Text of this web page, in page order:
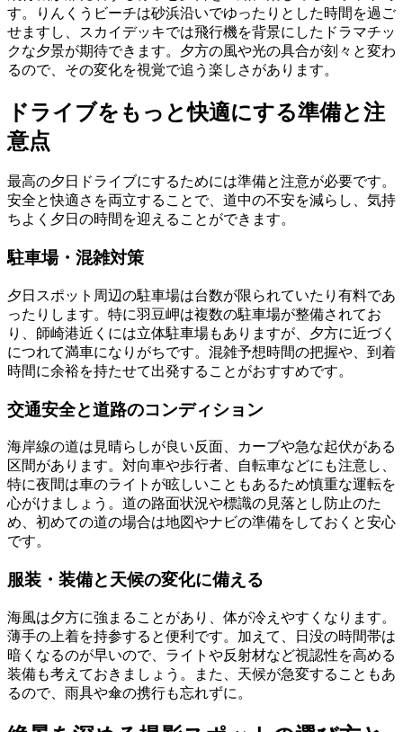
す。りんくうビーチは砂浜沿いでゆったりとした時間を過ご
せますし、スカイデッキでは飛行機を背景にしたドラマチッ
クな夕景が期待できます。夕方の風や光の具合が刻々と変わ
るので、その変化を視覚で追う楽しさがあります。
ドライブをもっと快適にする準備と注
意点
最高の夕日ドライブにするためには準備と注意が必要です。
安全と快適さを両立することで、道中の不安を減らし、気持
ちよく夕日の時間を迎えることができます。
駐車場・混雑対策
夕日スポット周辺の駐車場は台数が限られていたり有料であ
ったりします。特に羽豆岬は複数の駐車場が整備されてお
り、師崎港近くには立体駐車場もありますが、夕方に近づく
につれて満車になりがちです。混雑予想時間の把握や、到着
時間に余裕を持たせて出発することがおすすめです。
交通安全と道路のコンディション
海岸線の道は見晴らしが良い反面、カーブや急な起伏がある
区間があります。対向車や歩行者、自転車などにも注意し、
特に夜間は車のライトが眩しいこともあるため慎重な運転を
心がけましょう。道の路面状況や標識の見落とし防止のた
め、初めての道の場合は地図やナビの準備をしておくと安心
です。
服装・装備と天候の変化に備える
海風は夕方に強まることがあり、体が冷えやすくなります。
薄手の上着を持参すると便利です。加えて、日没の時間帯は
暗くなるのが早いので、ライトや反射材など視認性を高める
装備も考えておきましょう。また、天候が急変することもあ
るので、雨具や傘の携行も忘れずに。